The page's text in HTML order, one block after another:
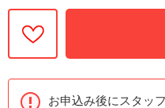
お申込み後にスタッ